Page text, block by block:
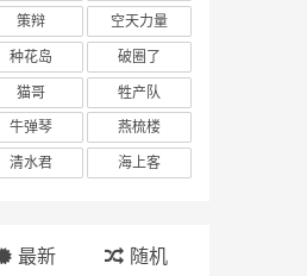
策辩
空天力量
种花岛
破圈了
猫哥
牲产队
牛弹琴
燕梳楼
清水君 海上客
最新 随机